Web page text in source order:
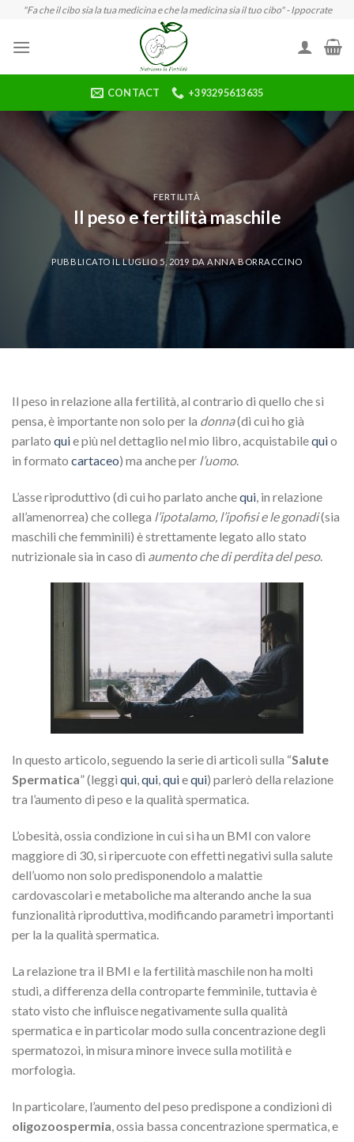
content
"Fa che il cibo sia la tua medicina e che la medicina sia il tuo cibo" - Ippocrate
CONTACT +393295613635
FERTILITÀ
Il peso e fertilità maschile
PUBBLICATO ILLUGLIO 5, 2019 DAANNA BORRACCINO
Il peso in relazione alla fertilità, al contrario di quello che si
pensa, è importante non solo per la donna(di cui ho già
parlato quie più nel dettaglio nel mio libro, acquistabilequio
in formato cartaceo) ma anche per l’uomo.
L’asse riproduttivo (di cui ho parlato anchequi , in relazione
all’amenorrea) che collega l’ipotalamo, l’ipofisi e le gonadi(sia
maschili che femminili) è strettamente legato allo stato
nutrizionale sia in caso di aumento che di perdita del peso.
In questo articolo, seguendo la serie di articoli sulla “Salute
Spermatica” (leggi qui,qui,quiequi) parlerò della relazione
tra l’aumento di peso e la qualità spermatica.
L’obesità, ossia condizione in cui si ha un BMI con valore
maggiore di 30, si ripercuote con effetti negativi sulla salute
dell’uomo non solo predisponendolo a malattie
cardovascolari e metaboliche ma alterando anche la sua
funzionalità riproduttiva, modificando parametri importanti
per la la qualità spermatica.
La relazione tra il BMI e la fertilità maschile non ha molti
studi, a differenza della controparte femminile, tuttavia è
stato visto che influisce negativamente sulla qualità
spermatica e in particolar modo sulla concentrazione degli
spermatozoi, in misura minore invece sulla motilità e
morfologia.
In particolare, l’aumento del peso predispone a condizioni di
oligozoospermia , ossia bassa concentrazione spermatica, e